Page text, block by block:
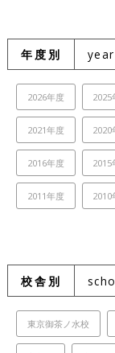
年度別 year
2026年度 2025
2021年度 2020
2016年度 2015
2011年度 2010
校舎別
東京御茶ノ水校